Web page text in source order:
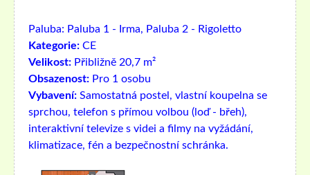
Paluba: Paluba 1 - Irma, Paluba 2 - Rigoletto
Kategorie: CE
Velikost: Přibližně 20,7 m²
Obsazenost: Pro 1 osobu
Vybavení: Samostatná postel, vlastní koupelna se
sprchou, telefon s přímou volbou (loď - břeh),
interaktivní televize s videi a filmy na vyžádání,
klimatizace, fén a bezpečnostní schránka.